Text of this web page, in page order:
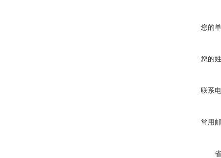
您的
您的
联系
常用